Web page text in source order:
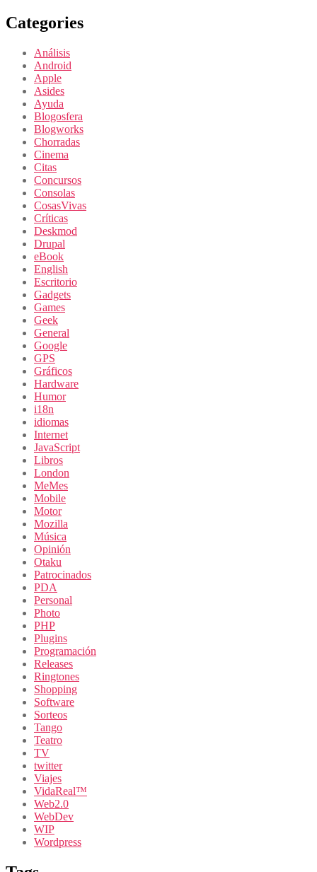
Categories
Análisis
Android
Apple
Asides
Ayuda
Blogosfera
Blogworks
Chorradas
Cinema
Citas
Concursos
Consolas
CosasVivas
Críticas
Deskmod
Drupal
eBook
English
Escritorio
Gadgets
Games
Geek
General
Google
GPS
Gráficos
Hardware
Humor
i18n
idiomas
Internet
JavaScript
Libros
London
MeMes
Mobile
Motor
Mozilla
Música
Opinión
Otaku
Patrocinados
PDA
Personal
Photo
PHP
Plugins
Programación
Releases
Ringtones
Shopping
Software
Sorteos
Tango
Teatro
TV
twitter
Viajes
VidaReal™
Web2.0
WebDev
WIP
Wordpress